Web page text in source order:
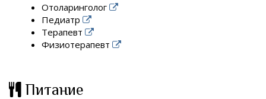
Отоларинголог
Педиатр
Терапевт
Физиотерапевт
Питание